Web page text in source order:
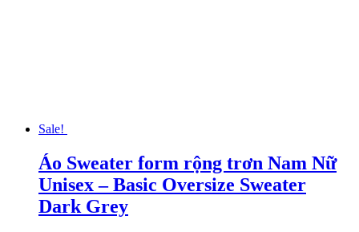
Sale!
Áo Sweater form rộng trơn Nam Nữ
Unisex – Basic Oversize Sweater
Dark Grey